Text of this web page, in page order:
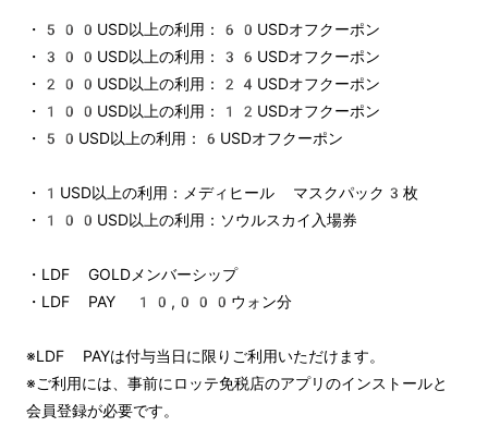
・500USD以上の利用：60USDオフクーポン
・300USD以上の利用：36USDオフクーポン
・200USD以上の利用：24USDオフクーポン
・100USD以上の利用：12USDオフクーポン
・50USD以上の利用：6USDオフクーポン
・1USD以上の利用：メディヒール マスクパック3枚
・100USD以上の利用：ソウルスカイ入場券
・LDF GOLDメンバーシップ
・LDF PAY 10,000ウォン分
※LDF PAYは付与当日に限りご利用いただけます。
※ご利用には、事前にロッテ免税店のアプリのインストールと
会員登録が必要です。